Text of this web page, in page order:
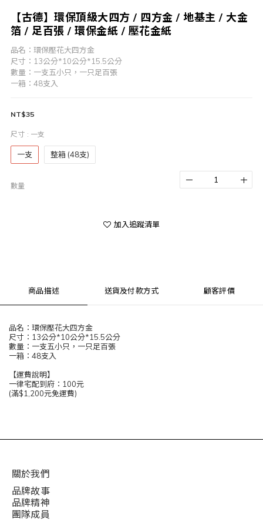
【古德】環保頂級大四方 / 四方金 / 地基主 / 大金
箔 / 足百張 / 環保金紙 / 壓花金紙
品名：環保壓花大四方金
尺寸：13公分*10公分*15.5公分
數量：一支五小只，一只足百張
一箱：48支入
NT$35
尺寸 : 一支
一支 整箱 (48支)
數量
加入追蹤清單
商品描述 送貨及付款方式 顧客評價
品名：環保壓花大四方金
尺寸：13公分*10公分*15.5公分
數量：一支五小只，一只足百張
一箱：48支入
【運費說明】
一律宅配到府：100元
(滿$1,200元免運費)
關於我們
品牌故事
品牌精神
團隊成員